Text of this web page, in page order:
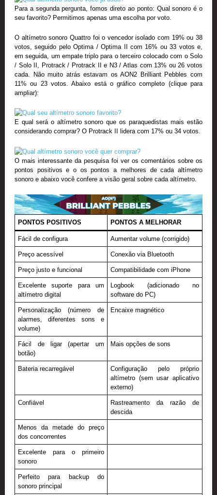
Para a segunda pergunta, fomos direto ao ponto: Qual sonoro é o
seu favorito? Permitimos apenas uma escolha por voto.
O altímetro sonoro Quattro foi o vencedor isolado com 19% ou 38
votos, seguido pelo Optima / Optima II com 16% ou 33 votos e,
em seguida, um empate triplo para o terceiro colocado com o Solo
/ Solo II, Protrack / Protrack II e N3 / Atlas com 13% ou 26 votos
cada. Não muito atrás estavam os AON2 Brilliant Pebbles com
11% ou 23 votos. Abaixo está o gráfico completo (clique para
ampliar):
E qual será o altímetro sonoro que os paraquedistas mais estão
considerando comprar? O Protrack II lidera com 17% ou 34 votos.
O mais interessante da pesquisa foi ver os comentários sobre os
pontos positivos e o os pontos a melhores de cada altímetro
sonoro e abaixo você confere a visão geral sobre cada altímetro.
PONTOS POSITIVOS PONTOS A MELHORAR
Fácil de configura Aumentar volume (corrigido)
Preço acessível Conexão via Bluetooth
Preço justo e funcional Compatibilidade com iPhone
Excelente suporte para um
altímetro digital
Logbook (adicionado no
software do PC)
Personalização (número de
alarmes, diferentes sons e
volume)
Encaixe magnético
Fácil de ligar (apertar um
botão)
Mais opções de sons
Bateria recarregável
Configuração pelo próprio
altímetro (sem usar aplicativo
externo)
Confiável
Rastreamento da razão de
descida
Menos da metade do preço
dos concorrentes
Excelente para o primeiro
sonoro
Perfeito para backup do
sonoro principal